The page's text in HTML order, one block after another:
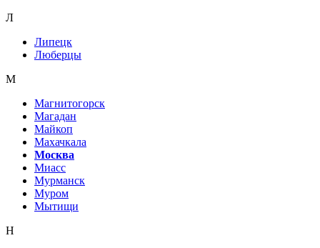
Л
Липецк
Люберцы
М
Магнитогорск
Магадан
Майкоп
Махачкала
Москва
Миасс
Мурманск
Муром
Мытищи
Н